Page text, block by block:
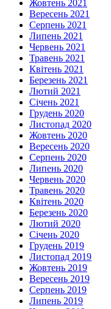
Жовтень 2021
Вересень 2021
Серпень 2021
Липень 2021
Червень 2021
Травень 2021
Квітень 2021
Березень 2021
Лютий 2021
Січень 2021
Грудень 2020
Листопад 2020
Жовтень 2020
Вересень 2020
Серпень 2020
Липень 2020
Червень 2020
Травень 2020
Квітень 2020
Березень 2020
Лютий 2020
Січень 2020
Грудень 2019
Листопад 2019
Жовтень 2019
Вересень 2019
Серпень 2019
Липень 2019